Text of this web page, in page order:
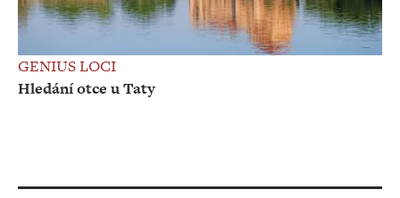
GENIUS LOCI
Hledání otce u Taty